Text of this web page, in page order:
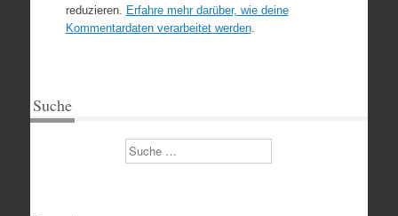
reduzieren. Erfahre mehr darüber, wie deine
Kommentardaten verarbeitet werden.
Suche
Suchen